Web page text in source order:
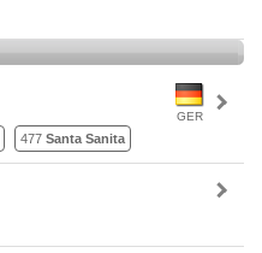
GER
477 Santa Sanita